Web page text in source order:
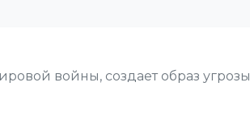
войны, создает образ угрозы